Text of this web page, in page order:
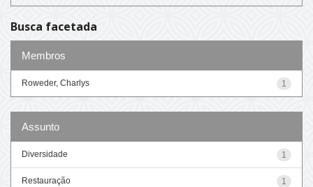
Busca facetada
Membros
1
Roweder, Charlys
Assunto
1
Diversidade
1
Restauração